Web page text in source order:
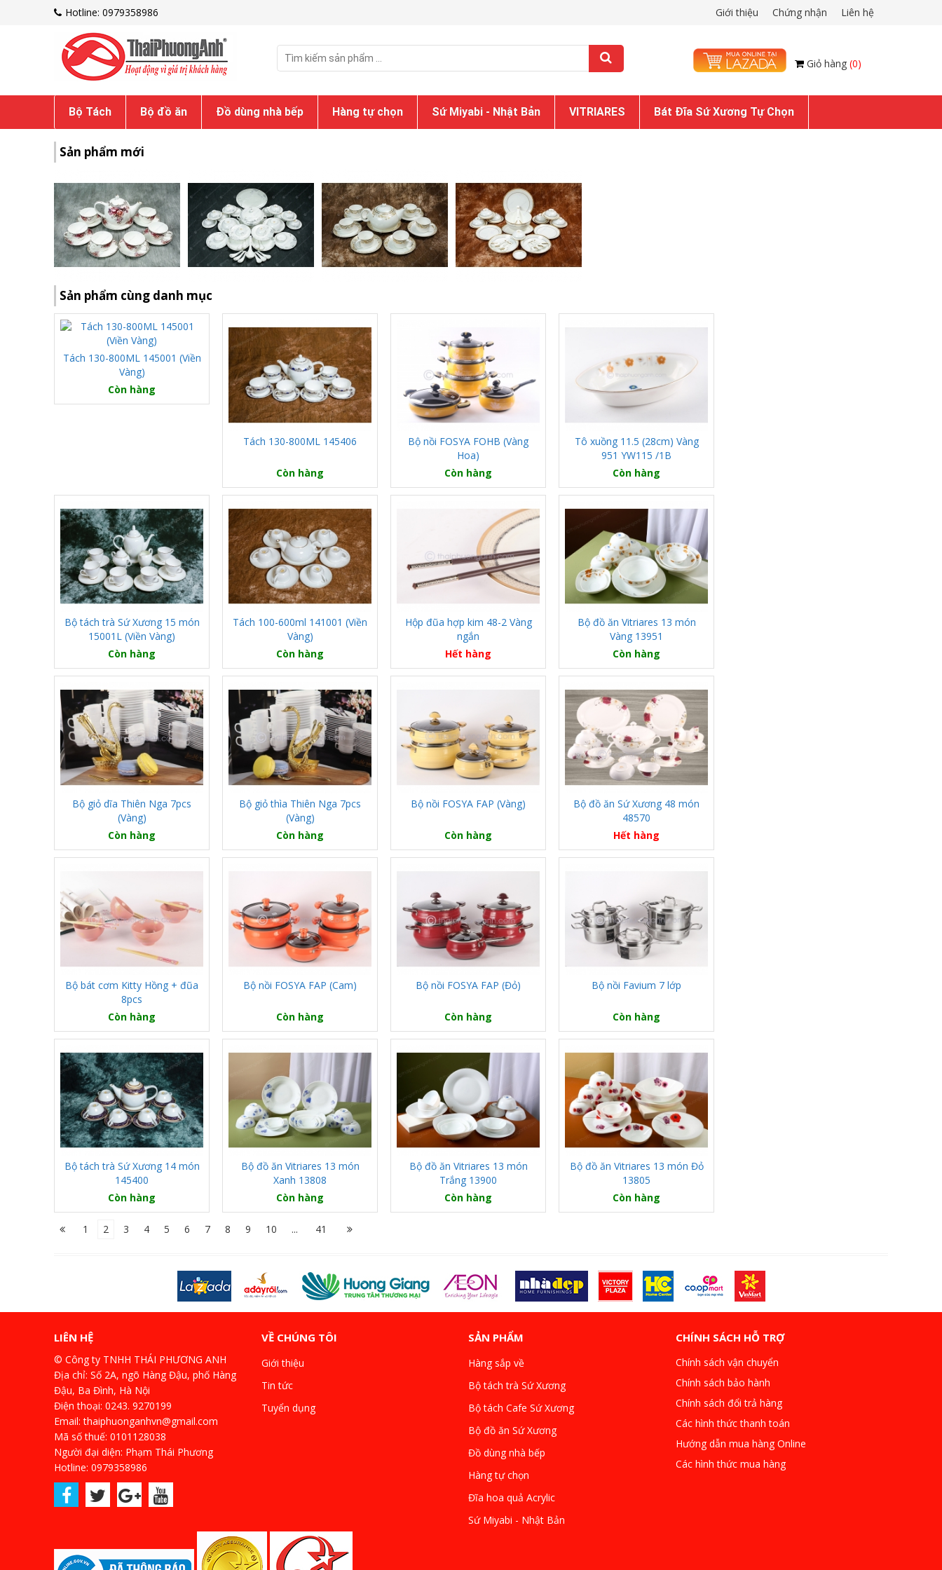
Hotline: 0979358986 Liên hệ
Chứng nhận
Giới thiệu
Giỏ hàng (0)
Bộ Tách Bộ đồ ăn Đồ dùng nhà bếp Hàng tự chọn Sứ Miyabi - Nhật Bản VITRIARES Bát Đĩa Sứ Xương Tự Chọn
Sản phẩm mới
Sản phẩm cùng danh mục
Tách 130-800ML 145001 (Viền
Vàng)
Còn hàng
Tách 130-800ML 145406
Còn hàng
Bộ nồi FOSYA FOHB (Vàng
Hoa)
Còn hàng
Tô xuồng 11.5 (28cm) Vàng
951 YW115 /1B
Còn hàng
Bộ tách trà Sứ Xương 15 món
15001L (Viền Vàng)
Còn hàng
Tách 100-600ml 141001 (Viền
Vàng)
Còn hàng
Hộp đũa hợp kim 48-2 Vàng
ngắn
Hết hàng
Bộ đồ ăn Vitriares 13 món
Vàng 13951
Còn hàng
Bộ giỏ dĩa Thiên Nga 7pcs
(Vàng)
Còn hàng
Bộ giỏ thìa Thiên Nga 7pcs
(Vàng)
Còn hàng
Bộ nồi FOSYA FAP (Vàng)
Còn hàng
Bộ đồ ăn Sứ Xương 48 món
48570
Hết hàng
Bộ bát cơm Kitty Hồng + đũa
8pcs
Còn hàng
Bộ nồi FOSYA FAP (Cam)
Còn hàng
Bộ nồi FOSYA FAP (Đỏ)
Còn hàng
Bộ nồi Favium 7 lớp
Còn hàng
Bộ tách trà Sứ Xương 14 món
145400
Còn hàng
Bộ đồ ăn Vitriares 13 món
Xanh 13808
Còn hàng
Bộ đồ ăn Vitriares 13 món
Trắng 13900
Còn hàng
Bộ đồ ăn Vitriares 13 món Đỏ
13805
Còn hàng
1 2 3 4 5 6 7 8 9 10 ... 41
LIÊN HỆ
© Công ty TNHH THÁI PHƯƠNG ANH
Địa chỉ: Số 2A, ngõ Hàng Đậu, phố Hàng
Đậu, Ba Đình, Hà Nội
Điện thoại: 0243. 9270199
Email: thaiphuonganhvn@gmail.com
Mã số thuế: 0101128038
Người đại diện: Phạm Thái Phương
Hotline: 0979358986
VỀ CHÚNG TÔI
Giới thiệu
Tin tức
Tuyển dụng
SẢN PHẨM
Hàng sắp về
Bộ tách trà Sứ Xương
Bộ tách Cafe Sứ Xương
Bộ đồ ăn Sứ Xương
Đồ dùng nhà bếp
Hàng tự chọn
Đĩa hoa quả Acrylic
Sứ Miyabi - Nhật Bản
CHÍNH SÁCH HỖ TRỢ
Chính sách vận chuyển
Chính sách bảo hành
Chính sách đổi trả hàng
Các hình thức thanh toán
Hướng dẫn mua hàng Online
Các hình thức mua hàng